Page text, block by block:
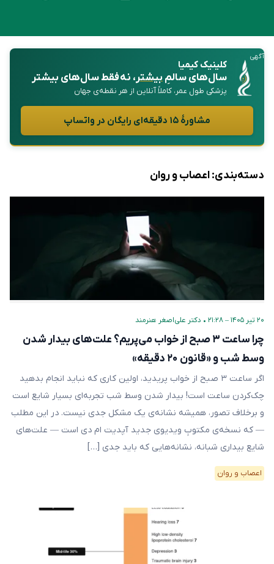
آگهی
کلینیک کیمیا
سال‌های سالمِبیشتر، نه فقط سال‌های بیشتر
پزشکی طول عمر، کاملاً آنلاین از هر نقطه‌ی جهان
مشاورهٔ ۱۵ دقیقه‌ای رایگان در واتساپ
دسته‌بندی:اعصاب و روان
۲۰ تیر ۱۴۰۵ – ۲۱:۲۸ • دکتر علی‌اصغر هنرمند
چرا ساعت ۳ صبح از خواب می‌پریم؟ علت‌های بیدار شدن
وسط شب و «قانون ۲۰ دقیقه»
اگر ساعت ۳ صبح از خواب پریدید، اولین کاری که نباید انجام بدهید
چک‌کردن ساعت است! بیدار شدن وسط شب تجربه‌ای بسیار شایع است
و برخلاف تصور، همیشه نشانه‌ی یک مشکل جدی نیست. در این مطلب
— که نسخه‌ی مکتوبِ ویدیوی جدید آپدیت ام دی است — علت‌های
شایع بیداری شبانه، نشانه‌هایی که باید جدی […]
اعصاب و روان